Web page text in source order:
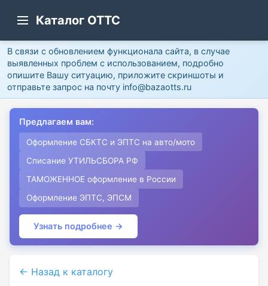
Каталог ОТТС
В связи с обновлением функционала сайта, в случае
выявленных проблем с использованием, подробно
опишите Вашу ситуацию, приложите скриншоты и
отправьте запрос на почту info@bazaotts.ru
Предлагаем вам:
Оформление СБКТС и ЭПТС на авто/мото
Списание УТИЛЬСБОРА РФ
ТАМОЖЕННОЕ оформление в России
Оформление ЭПТС, ЭПСМ
Узнать подробнее →
← Назад к каталогу